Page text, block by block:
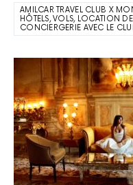
AMILCAR TRAVEL CLUB X
HÔTELS, VOLS, LOCATION
CONCIERGERIE AVEC LE